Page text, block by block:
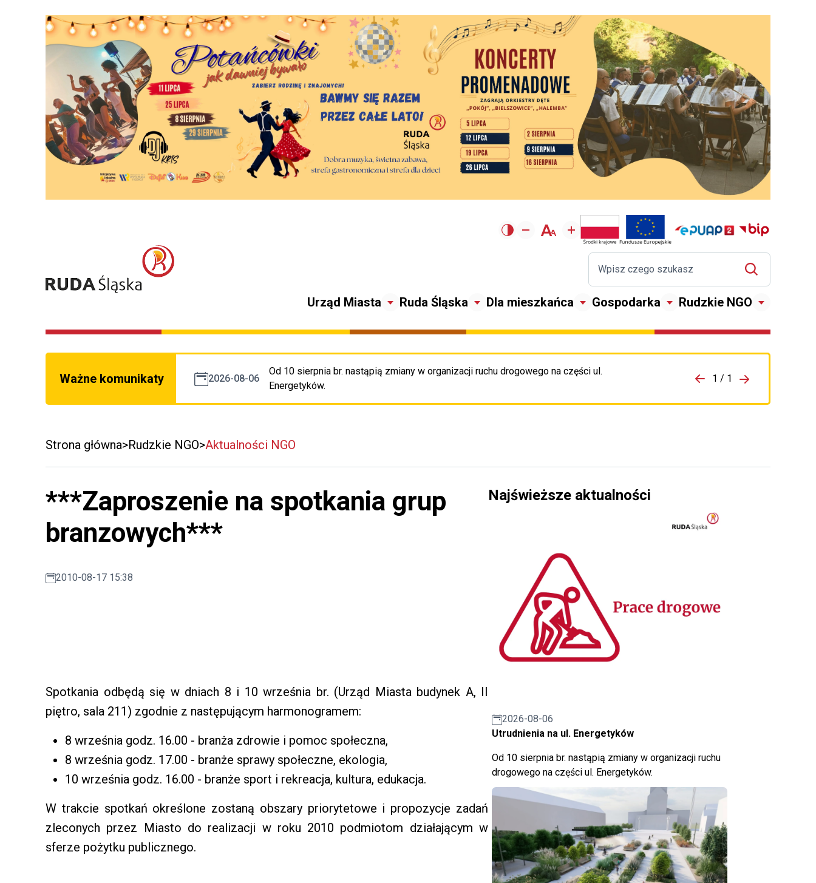
Urząd Miasta Ruda Śląska Dla mieszkańca Gospodarka Rudzkie NGO
Ważne komunikaty 2026-08-06
Od 10 sierpnia br. nastąpią zmiany w organizacji ruchu drogowego na części ul.
Energetyków.
Przejdź do porzpedniego komunikatu 1 / 1
Przejdź do
Strona główna Rudzkie NGO Aktualności NGO
***Zaproszenie na spotkania grup
branzowych***
2010-08-17 15:38
Spotkania odbędą się w dniach 8 i 10 września br. (Urząd Miasta budynek A, II
piętro, sala 211) zgodnie z następującym harmonogramem:
8 września godz. 16.00 - branża zdrowie i pomoc społeczna,
8 września godz. 17.00 - branże sprawy społeczne, ekologia,
10 września godz. 16.00 - branże sport i rekreacja, kultura, edukacja.
W trakcie spotkań określone zostaną obszary priorytetowe i propozycje zadań
zleconych przez Miasto do realizacji w roku 2010 podmiotom działającym w
sferze pożytku publicznego.
Najświeższe aktualności
2026-08-06
Utrudnienia na ul. Energetyków
Od 10 sierpnia br. nastąpią zmiany w organizacji ruchu
drogowego na części ul. Energetyków.